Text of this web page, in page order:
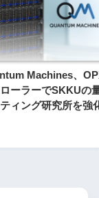
Machines、
ーラーでSKKUの
ィング研究所を強